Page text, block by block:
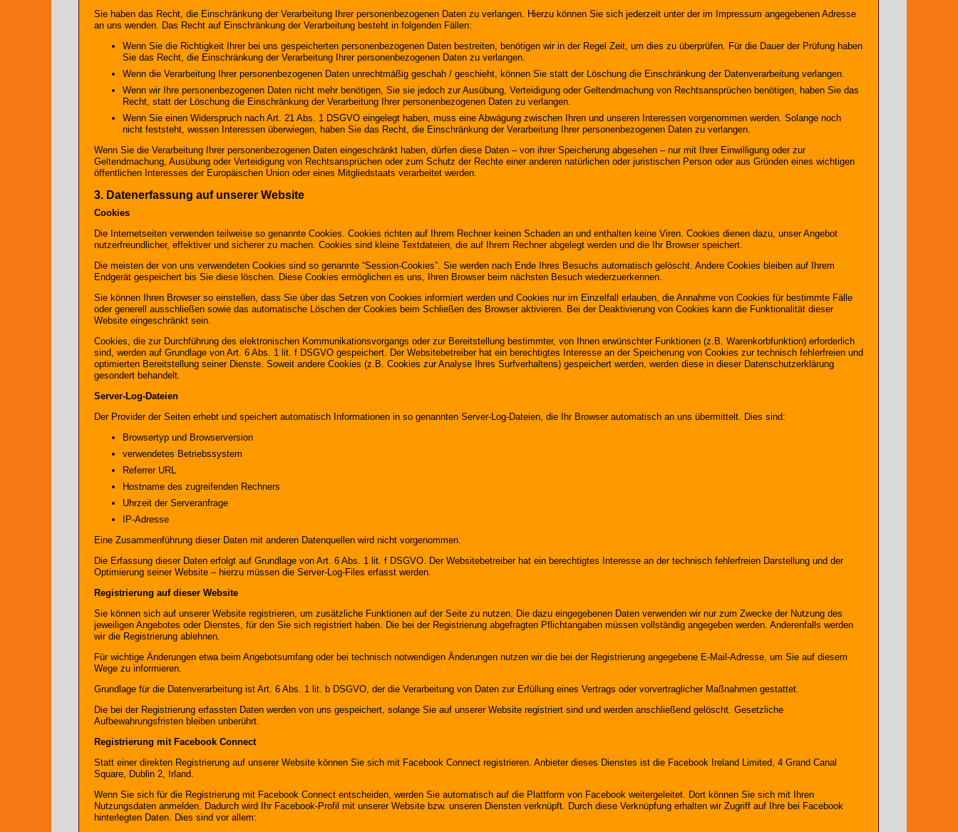
Sie haben das Recht, die Einschränkung der Verarbeitung Ihrer personenbezogenen Daten zu verlangen. Hierzu können Sie sich jederzeit unter der im Impressum angegebenen Adresse
an uns wenden. Das Recht auf Einschränkung der Verarbeitung besteht in folgenden Fällen:
Wenn Sie die Richtigkeit Ihrer bei uns gespeicherten personenbezogenen Daten bestreiten, benötigen wir in der Regel Zeit, um dies zu überprüfen. Für die Dauer der Prüfung haben
Sie das Recht, die Einschränkung der Verarbeitung Ihrer personenbezogenen Daten zu verlangen.
Wenn die Verarbeitung Ihrer personenbezogenen Daten unrechtmäßig geschah / geschieht, können Sie statt der Löschung die Einschränkung der Datenverarbeitung verlangen.
Wenn wir Ihre personenbezogenen Daten nicht mehr benötigen, Sie sie jedoch zur Ausübung, Verteidigung oder Geltendmachung von Rechtsansprüchen benötigen, haben Sie das
Recht, statt der Löschung die Einschränkung der Verarbeitung Ihrer personenbezogenen Daten zu verlangen.
Wenn Sie einen Widerspruch nach Art. 21 Abs. 1 DSGVO eingelegt haben, muss eine Abwägung zwischen Ihren und unseren Interessen vorgenommen werden. Solange noch
nicht feststeht, wessen Interessen überwiegen, haben Sie das Recht, die Einschränkung der Verarbeitung Ihrer personenbezogenen Daten zu verlangen.
Wenn Sie die Verarbeitung Ihrer personenbezogenen Daten eingeschränkt haben, dürfen diese Daten – von ihrer Speicherung abgesehen – nur mit Ihrer Einwilligung oder zur
Geltendmachung, Ausübung oder Verteidigung von Rechtsansprüchen oder zum Schutz der Rechte einer anderen natürlichen oder juristischen Person oder aus Gründen eines wichtigen
öffentlichen Interesses der Europäischen Union oder eines Mitgliedstaats verarbeitet werden.
3. Datenerfassung auf unserer Website
Cookies
Die Internetseiten verwenden teilweise so genannte Cookies. Cookies richten auf Ihrem Rechner keinen Schaden an und enthalten keine Viren. Cookies dienen dazu, unser Angebot
nutzerfreundlicher, effektiver und sicherer zu machen. Cookies sind kleine Textdateien, die auf Ihrem Rechner abgelegt werden und die Ihr Browser speichert.
Die meisten der von uns verwendeten Cookies sind so genannte “Session-Cookies”. Sie werden nach Ende Ihres Besuchs automatisch gelöscht. Andere Cookies bleiben auf Ihrem
Endgerät gespeichert bis Sie diese löschen. Diese Cookies ermöglichen es uns, Ihren Browser beim nächsten Besuch wiederzuerkennen.
Sie können Ihren Browser so einstellen, dass Sie über das Setzen von Cookies informiert werden und Cookies nur im Einzelfall erlauben, die Annahme von Cookies für bestimmte Fälle
oder generell ausschließen sowie das automatische Löschen der Cookies beim Schließen des Browser aktivieren. Bei der Deaktivierung von Cookies kann die Funktionalität dieser
Website eingeschränkt sein.
Cookies, die zur Durchführung des elektronischen Kommunikationsvorgangs oder zur Bereitstellung bestimmter, von Ihnen erwünschter Funktionen (z.B. Warenkorbfunktion) erforderlich
sind, werden auf Grundlage von Art. 6 Abs. 1 lit. f DSGVO gespeichert. Der Websitebetreiber hat ein berechtigtes Interesse an der Speicherung von Cookies zur technisch fehlerfreien und
optimierten Bereitstellung seiner Dienste. Soweit andere Cookies (z.B. Cookies zur Analyse Ihres Surfverhaltens) gespeichert werden, werden diese in dieser Datenschutzerklärung
gesondert behandelt.
Server-Log-Dateien
Der Provider der Seiten erhebt und speichert automatisch Informationen in so genannten Server-Log-Dateien, die Ihr Browser automatisch an uns übermittelt. Dies sind:
Browsertyp und Browserversion
verwendetes Betriebssystem
Referrer URL
Hostname des zugreifenden Rechners
Uhrzeit der Serveranfrage
IP-Adresse
Eine Zusammenführung dieser Daten mit anderen Datenquellen wird nicht vorgenommen.
Die Erfassung dieser Daten erfolgt auf Grundlage von Art. 6 Abs. 1 lit. f DSGVO. Der Websitebetreiber hat ein berechtigtes Interesse an der technisch fehlerfreien Darstellung und der
Optimierung seiner Website – hierzu müssen die Server-Log-Files erfasst werden.
Registrierung auf dieser Website
Sie können sich auf unserer Website registrieren, um zusätzliche Funktionen auf der Seite zu nutzen. Die dazu eingegebenen Daten verwenden wir nur zum Zwecke der Nutzung des
jeweiligen Angebotes oder Dienstes, für den Sie sich registriert haben. Die bei der Registrierung abgefragten Pflichtangaben müssen vollständig angegeben werden. Anderenfalls werden
wir die Registrierung ablehnen.
Für wichtige Änderungen etwa beim Angebotsumfang oder bei technisch notwendigen Änderungen nutzen wir die bei der Registrierung angegebene E-Mail-Adresse, um Sie auf diesem
Wege zu informieren.
Grundlage für die Datenverarbeitung ist Art. 6 Abs. 1 lit. b DSGVO, der die Verarbeitung von Daten zur Erfüllung eines Vertrags oder vorvertraglicher Maßnahmen gestattet.
Die bei der Registrierung erfassten Daten werden von uns gespeichert, solange Sie auf unserer Website registriert sind und werden anschließend gelöscht. Gesetzliche
Aufbewahrungsfristen bleiben unberührt.
Registrierung mit Facebook Connect
Statt einer direkten Registrierung auf unserer Website können Sie sich mit Facebook Connect registrieren. Anbieter dieses Dienstes ist die Facebook Ireland Limited, 4 Grand Canal
Square, Dublin 2, Irland.
Wenn Sie sich für die Registrierung mit Facebook Connect entscheiden, werden Sie automatisch auf die Plattform von Facebook weitergeleitet. Dort können Sie sich mit Ihren
Nutzungsdaten anmelden. Dadurch wird Ihr Facebook-Profil mit unserer Website bzw. unseren Diensten verknüpft. Durch diese Verknüpfung erhalten wir Zugriff auf Ihre bei Facebook
hinterlegten Daten. Dies sind vor allem: